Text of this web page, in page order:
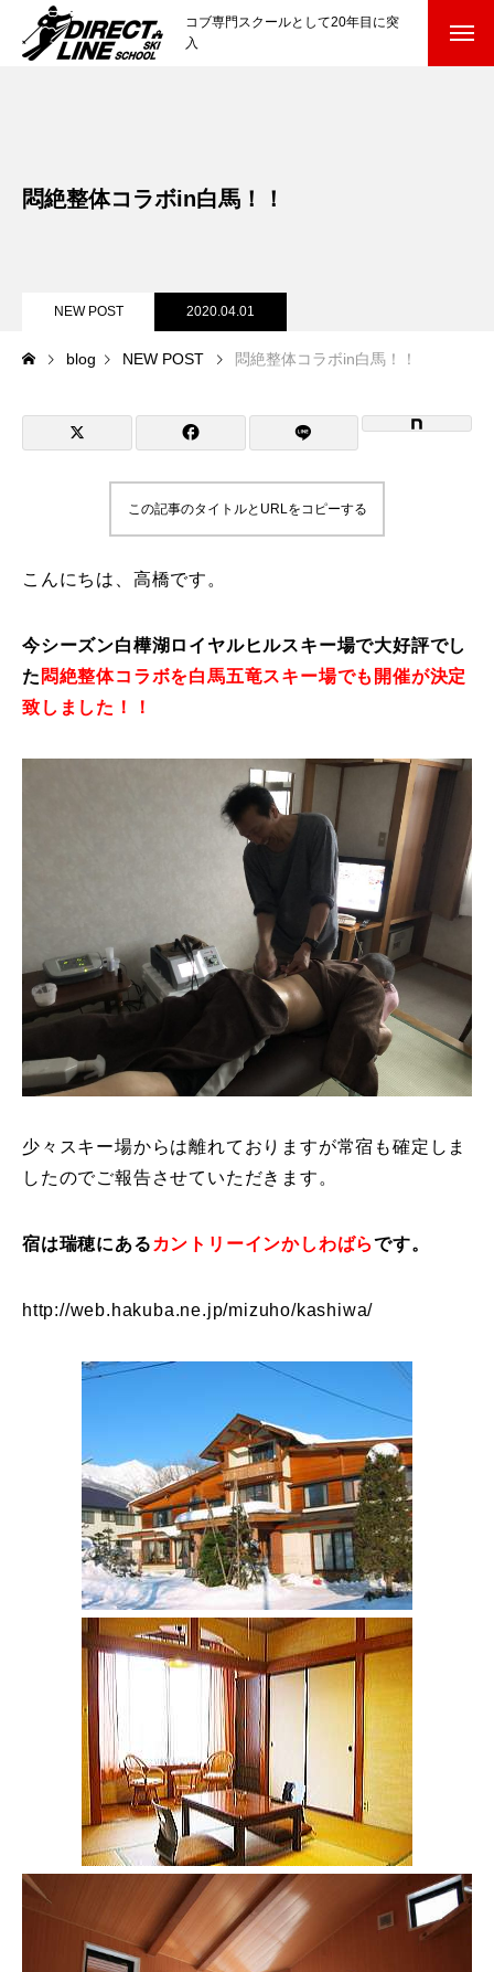
コブ専門スクールとして20年目に突
入
参加までの流れ
参加費のお支払い
各会場の集合場所
スキー場から選ぶ Ski Area
鷲ヶ岳＆高鷲スノーパーク
宮城山形
岩手高原
白馬五竜FA
レッスンテーマから選ぶ Lesson Theme
中級2
特別講座
PV
講師から選ぶ Instructor
インストラクター一覧
コブレッスン参加のお客様の声
レッスンレポート Report
レッスン内容について
レッスン周辺に関して
お申し込みについて
動画で学ぶ Movie
最新レッスン動画
レッスン動画一覧
Online Store
コブ斜面の滑り方解説動画
Movie
無料プレゼント動画
プレゼント Present
プレゼント付メルマガ
悶絶整体コラボin白馬！！
NEW POST 2020.04.01
blog NEW POST 悶絶整体コラボin白馬！！
この記事のタイトルとURLをコピーする
こんにちは、高橋です。
今シーズン白樺湖ロイヤルヒルスキー場で大好評でし
た 悶絶整体コラボを白馬五竜スキー場でも開催が決定
致しました！！
少々スキー場からは離れておりますが常宿も確定しま
したのでご報告させていただきます。
宿は瑞穂にある カントリーインかしわばらです。
http://web.hakuba.ne.jp/mizuho/kashiwa/